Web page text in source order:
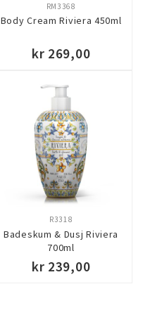
Body Cream Riviera 450ml
RM3368
kr 269,00
Badeskum & Dusj Riviera
700ml
R3318
kr 239,00